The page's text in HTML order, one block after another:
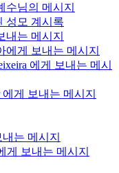
수님의 메시지
성모 계시록
내는 메시지
게 보내는 메시지
에게 보내는 메시
게 보내는 메시지
는 메시지
게 보내는 메시지